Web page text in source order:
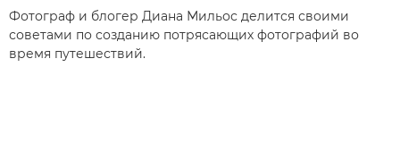
Фотограф и блогер Диана Мильос делится своими
советами по созданию потрясающих фотографий во
время путешествий.